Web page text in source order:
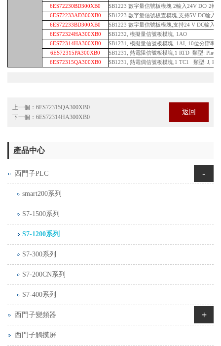
6ES72230BD300XB0
SB1223 數字量信號板模塊 2輸入24V DC/ 2輸
6ES72233AD300XB0
SB1223 數字量信號板查模塊,支持5V DC輸入
6ES72233BD300XB0
SB1223 數字量信號板模塊,支持24 V DC輸入
6ES72324HA300XB0
SB1232, 模擬量信號板模塊, 1AO
6ES72314HA300XB0
SB1231, 模擬量信號板模塊, 1AI, 10位分辯率,
6ES72315PA300XB0
SB1231, 熱電阻信號板模塊,1 RTD 類型:
6ES72315QA300XB0
SB1231, 熱電偶信號板模塊,1 TC1 類型: J, K
上一個： 6ES72315QA300XB0
下一個： 6ES72314HA300XB0
返回
產品中心
西門子PLC -
smart200系列
S7-1500系列
S7-1200系列
S7-300系列
S7-200CN系列
S7-400系列
西門子變頻器 +
西門子觸摸屏